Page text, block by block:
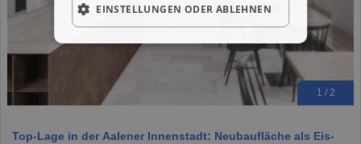
1 / 2
Top-Lage in der Aalener Innenstadt: Neubaufläche als Eis-
EINSTELLUNGEN ODER ABLEHNEN